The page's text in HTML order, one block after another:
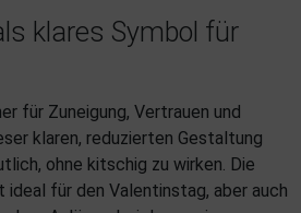
klares Symbol für
für Zuneigung, Vertrauen und
klaren, reduzierten Gestaltung
ohne kitschig zu wirken. Die
für den Valentinstag, aber auch